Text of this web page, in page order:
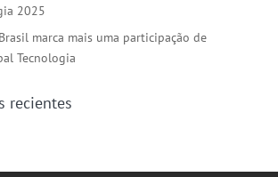
2025
marca mais uma participação de
Tecnologia
recientes